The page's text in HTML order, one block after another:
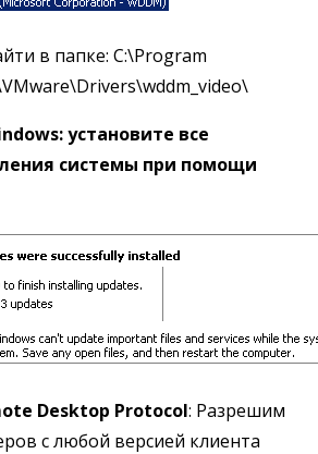
в папке: C:\Program
установите все
системы при помощи
Desktop Protocol: Разрешим
с любой версией клиента